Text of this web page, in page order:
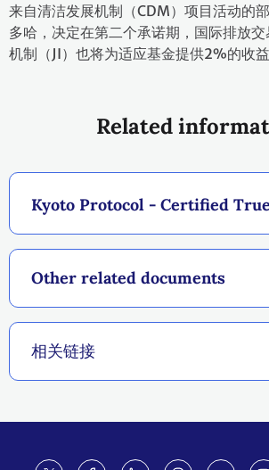
Related
Kyoto Protocol - Certified
Other related documents
相关链接
来自清洁发展机制（CDM）项目活动的
多哈，决定在第二个承诺期，国际排放
机制（JI）也将为适应基金提供2%的收益